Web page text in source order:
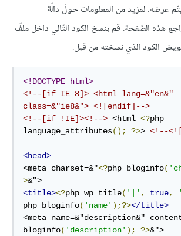
عرضه. لمزيد من المعلومات حولَ دالّة
هذه الصّفحة. قم بنسخ الكود التّالي داخل ملفّ
الكود الذي نسخته من قبل.
<!DOCTYPE html>
<!--[if IE 8]> <html lang=&"en&"
class=&"ie8&"> <![endif]-->
<!--[if !IE]><!--> <html <?php
language_attributes(); ?>> <!--
<head>
<meta charset=&"<?php bloginfo( '
>
<title><?php wp_title( '|' , true,
php bloginfo( 'name' );?></title>
<meta name=&"description&"
bloginfo( ' description' ); ?>